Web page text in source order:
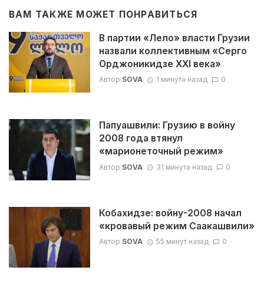
ВАМ ТАКЖЕ МОЖЕТ ПОНРАВИТЬСЯ
В партии «Лело» власти Грузии
назвали коллективным «Серго
Орджоникидзе XXI века»
Автор SOVA 1 минута назад 0
Папуашвили: Грузию в войну
2008 года втянул
«марионеточный режим»
Автор SOVA 31 минута назад 0
Кобахидзе: войну-2008 начал
«кровавый режим Саакашвили»
Автор SOVA 55 минут назад 0